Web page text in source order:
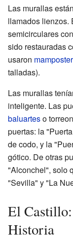
Las murallas
llamados lienzos.
semicirculares
sido restauradas
usaron
talladas).
Las murallas
inteligente. Las
baluarteso
puertas: la
de codo, y la
gótico. De otras
"Alconchel", solo
"Sevilla" y "La
El
Historia